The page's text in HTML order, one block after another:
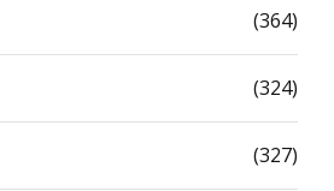
(364)
(324)
(327)